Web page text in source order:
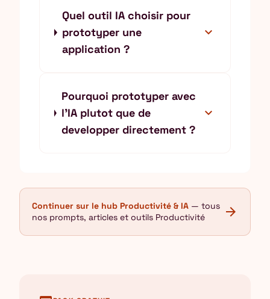
Quel outil IA choisir pour
prototyper une
application ?
expand_more
Pourquoi prototyper avec
l'IA plutot que de
developper directement ?
expand_more
Continuer sur le hub Productivité & IA — tous
nos prompts, articles et outils Productivité
arrow_forward